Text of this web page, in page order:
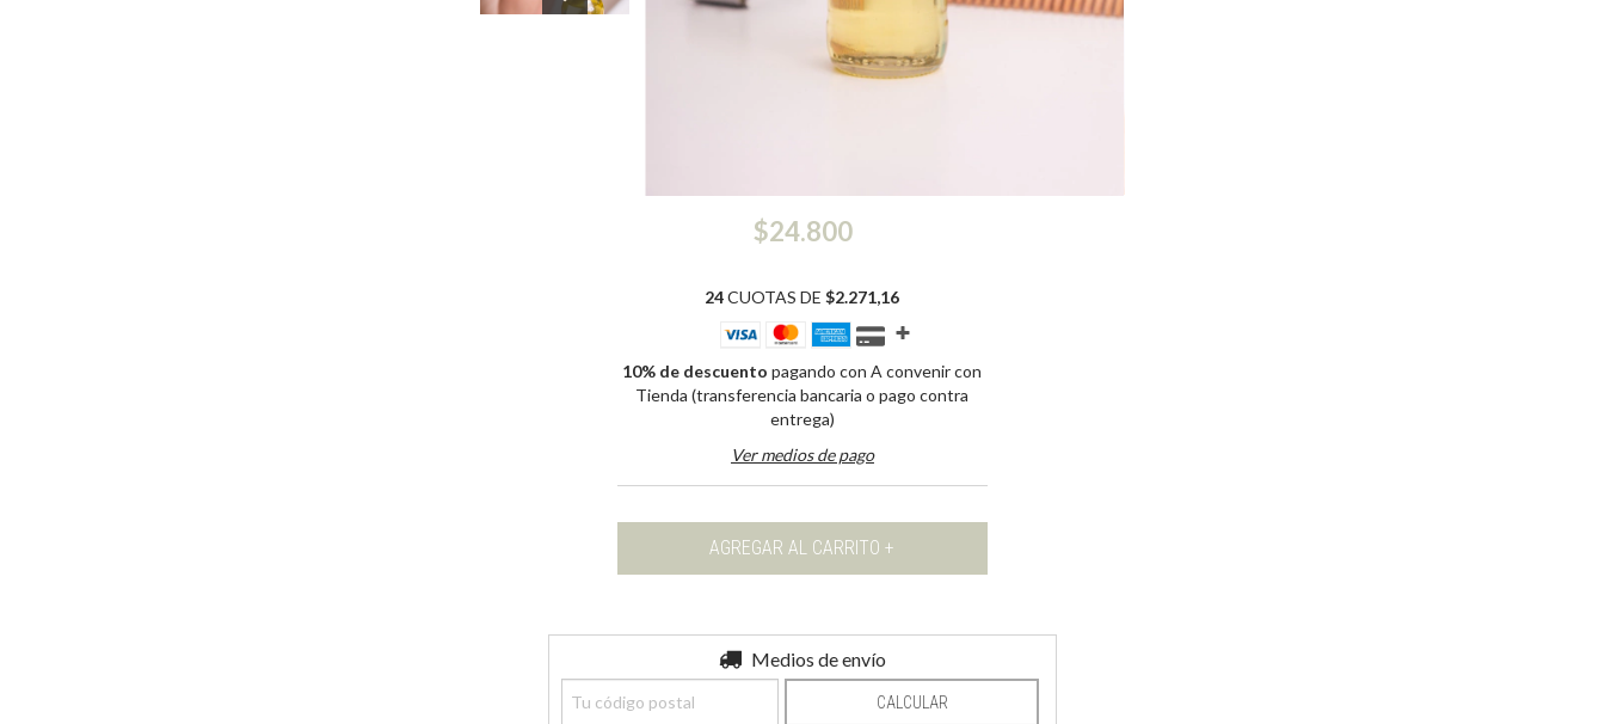
$24.800
24CUOTAS DE$2.271,16
10% de descuento pagando con A convenir con
Tienda (transferencia bancaria o pago contra
entrega)
Ver medios de pago
Medios de envío
CALCULAR